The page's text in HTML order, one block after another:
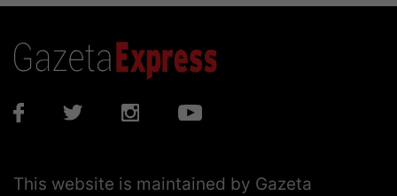
This website is maintained by Gazeta